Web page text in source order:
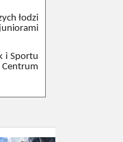
łodzi
i Sportu